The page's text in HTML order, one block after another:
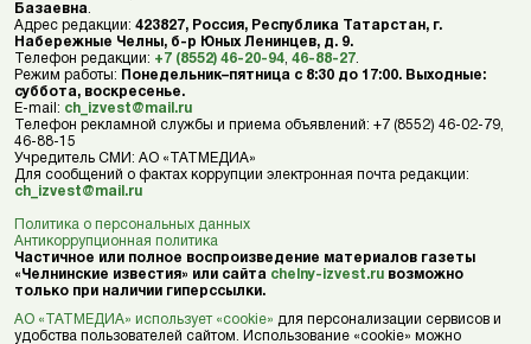
Базаевна
Адрес редакции: 423827, Россия, Республика Татарстан, г.
Набережные Челны, б-р Юных Ленинцев, д. 9.
Телефон редакции: +7 (8552) 46-20-94 46-88-27
Режим работы: Понедельник–пятница с 8:30 до 17:00. Выходные:
суббота, воскресенье.
E-mail: ch_izvest@mail.ru
Телефон рекламной службы и приема объявлений: +7 (8552) 46-02-79,
46-88-15
Учредитель СМИ: АО «ТАТМЕДИА»
Для сообщений о фактах коррупции электронная почта редакции:
ch_izvest@mail.ru
Политика о персональных данных
Антикоррупционная политика
Частичное или полное воспроизведение материалов газеты
«Челнинские известия» или сайта chelny-izvest.ru возможно
только при наличии гиперссылки.
АО «ТАТМЕДИА» использует «cookie» для персонализации сервисов и
удобства пользователей сайтом. Использование «cookie» можно